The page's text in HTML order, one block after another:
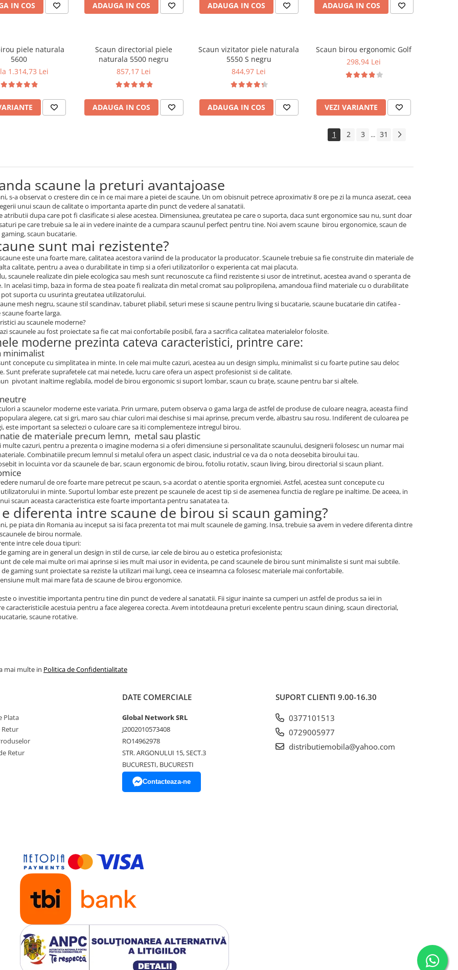
IN COS ADAUGA IN COS ADAUGA IN COS ADAUGA IN COS
piele naturala
5600
1.314,73 Lei
Scaun directorial piele
naturala 5500 negru
857,17 Lei
ADAUGA IN COS
Scaun vizitator piele naturala
5550 S negru
844,97 Lei
ADAUGA IN COS
Scaun birou ergonomic Golf
298,94 Lei
VEZI VARIANTE
1 2 3 ... 31
scaune la preturi avantajoase
s-a observat o crestere din ce in ce mai mare a pietei de scaune. Un om obisnuit petrece aproximativ 8 ore pe zi la munca asezat, ceea
unui scaun de calitate o importanta aparte din punct de vedere al sanatatii.
atributii dupa care pot fi clasificate si alese acestea. Dimensiunea, greutatea pe care o suporta, daca sunt ergonomice sau nu, sunt doar
pe care trebuie sa le ai in vedere inainte de a cumpara scaunul perfect pentru tine. Noi avem scaune birou ergonomice, scaun de
gaming, scaun bucatarie.
sunt mai rezistente?
este una foarte mare, calitatea acestora variind de la producator la producator. Scaunele trebuie sa fie construite din materiale de
calitate, pentru a avea o durabilitate in timp si a oferi utilizatorilor o experienta cat mai placuta.
scaunele realizate din piele ecologica sau mesh sunt recunoscute ca fiind rezistente si usor de intretinut, acestea avand o speranta de
In acelasi timp, baza in forma de stea poate fi realizata din metal cromat sau polipropilena, amandoua fiind materiale cu o durabilitate
pot suporta cu usurinta greutatea utilizatorului.
mesh negru, scaune stil scandinav, taburet pliabil, seturi mese si scaune pentru living si bucatarie, scaune bucatarie din catifea -
scaune foarte larga.
au scaunele moderne?
scaunele au fost proiectate sa fie cat mai confortabile posibil, fara a sacrifica calitatea materialelor folosite.
moderne prezinta cateva caracteristici, printre care:
minimalist
concepute cu simplitatea in minte. In cele mai multe cazuri, acestea au un design simplu, minimalist si cu foarte putine sau deloc
Sunt preferate suprafetele cat mai netede, lucru care ofera un aspect profesionist si de calitate.
pivotant inaltime reglabila, model de birou ergonomic si suport lombar, scaun cu brațe, scaune pentru bar si altele.
a scaunelor moderne este variata. Prin urmare, putem observa o gama larga de astfel de produse de culoare neagra, aceasta fiind
alegere, cat si gri, maro sau chiar culori mai deschise si mai aprinse, precum verde, albastru sau rosu. Indiferent de culoarea pe
este important sa selectezi o culoare care sa iti complementeze intregul birou.
de materiale precum lemn, metal sau plastic
multe cazuri, pentru a prezenta o imagine moderna si a oferi dimensiune si personalitate scaunului, designerii folosesc un numar mai
Combinatiile precum lemnul si metalul ofera un aspect clasic, industrial ce va da o nota deosebita biroului tau.
in locuinta vor da scaunele de bar, scaun ergonomic de birou, fotoliu rotativ, scaun living, birou directorial si scaun pliant.
numarul de ore foarte mare petrecut pe scaun, s-a acordat o atentie sporita ergnomiei. Astfel, acestea sunt concepute cu
in minte. Suportul lombar este prezent pe scaunele de acest tip si de asemenea functia de reglare pe inaltime. De aceea, in
scaun aceasta caracteristica este foarte importanta pentru sanatatea ta.
e diferenta intre scaune de birou si scaun gaming?
pe piata din Romania au inceput sa isi faca prezenta tot mai mult scaunele de gaming. Insa, trebuie sa avem in vedere diferenta dintre
de birou normale.
intre cele doua tipuri:
gaming are in general un design in stil de curse, iar cele de birou au o estetica profesionista;
de cele mai multe ori mai aprinse si ies mult mai usor in evidenta, pe cand scaunele de birou sunt minimaliste si sunt mai subtile.
de gaming sunt proiectate sa reziste la utilizari mai lungi, ceea ce inseamna ca folosesc materiale mai confortabile.
mult mai mare fata de scaune de birou ergonomice.
o investitie importanta pentru tine din punct de vedere al sanatatii. Fii sigur inainte sa cumperi un astfel de produs sa iei in
caracteristicile acestuia pentru a face alegerea corecta. Avem intotdeauna preturi excelente pentru scaun dining, scaun directorial,
scaune rotative.
mai multe in Politica de Confidentialitate
Plata
Retur
Retur
DATE COMERCIALE
Global Network SRL
J2002010573408
RO14962978
STR. ARGONULUI 15, SECT.3
BUCURESTI, BUCURESTI
Contacteaza-ne
SUPORT CLIENTI 9.00-16.30
0377101513
0729005977
distributiemobila@yahoo.com